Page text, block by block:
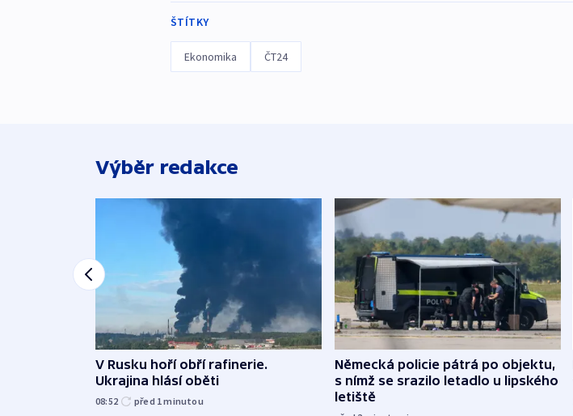
ŠTÍTKY
Ekonomika ČT24
Výběr redakce
V Rusku hoří obří rafinerie.
Ukrajina hlásí oběti
08:52 před 1minutou
Německá policie pátrá po objektu,
s nímž se srazilo letadlo u lipského
letiště